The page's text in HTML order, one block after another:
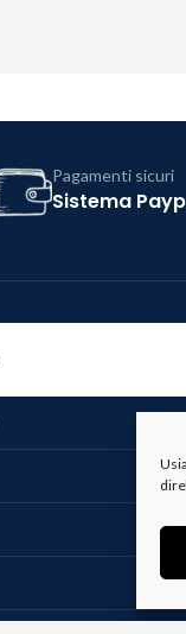
Pagamenti sicuri
Sistema